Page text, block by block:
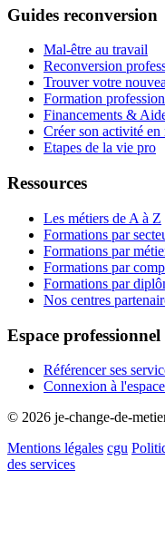
Guides reconversion
Mal-être au travail
Reconversion
Trouver votre
Formation
Financements &
Créer son activité en
Etapes de la vie pro
Ressources
Les métiers de A à Z
Formations par
Formations par
Formations par
Formations par
Nos centres
Espace professionnel
Référencer ses
Connexion à
© 2026 je-change-de-
Mentions légales cgu
des services